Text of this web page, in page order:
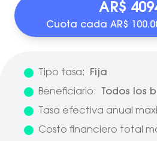
AR$
Cuota cada AR$
Tipo tasa:
Fija
Beneficiario:
Todos los
Tasa efectiva anual
Costo financiero total